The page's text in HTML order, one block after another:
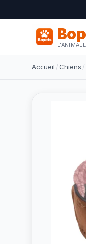
Accueil /Chiens /